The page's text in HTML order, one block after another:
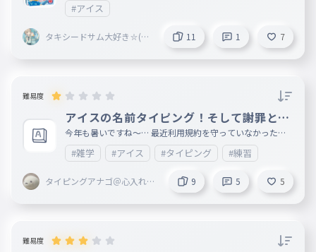
#アイス
タキシードサム大好き⛦(♡
11 1 7
難易度
アイスの名前タイピング！そして謝罪とこ
れからの方針
今年も暑いですね〜… 最近利用規約を守っていなかったな
…と思いました。 運営の皆さん、色々なユーザーへ（特にJ
aku@ζyper@xan、タイピング勢） 利用規約を守れなくてす
みませんでした。これからは心を入れ替えてタイピングを楽
しく、上達してもらえるようなタイピングを作っていきます
。 これからもこういうのをバンバン出していくので応援と
#雑学 #アイス #タイピング #練習
タイピングアナゴ＠心入れ替
9 5 5
難易度